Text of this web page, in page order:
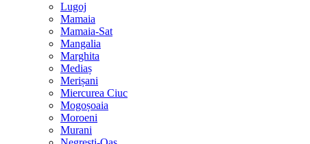
Lugoj
Mamaia
Mamaia-Sat
Mangalia
Marghita
Mediaș
Merișani
Miercurea Ciuc
Mogoșoaia
Moroeni
Murani